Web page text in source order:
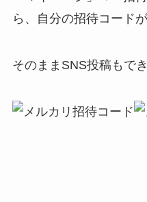
ら、自分の招待コード
そのままSNS投稿もでき